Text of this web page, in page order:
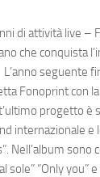
di attività live –
che conquista
seguente
Fonoprint con
progetto è
internazionale e
Nell’album sono
sole” “Only you” e